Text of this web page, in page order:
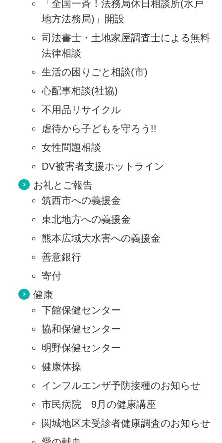
「全国一斉！法務局休日相談所(水戸
地方法務局)」開設
司法書士・土地家屋調査士による無料
法律相談
生活の困りごと相談(市)
心配事相談(社協)
不用品リサイクル
虐待から子どもを守ろう!!
女性問題相談
DV被害者支援ホットライン
お礼とご報告
筑西市への義援金
東北地方への義援金
熊本広域大水害への義援金
善意銀行
寄付
健康
下館保健センター
協和保健センター
明野保健センター
健康体操
インフルエンザ予防接種のお知らせ
市民病院 9月の健康講座
関城地区未受診者健康調査のお知らせ